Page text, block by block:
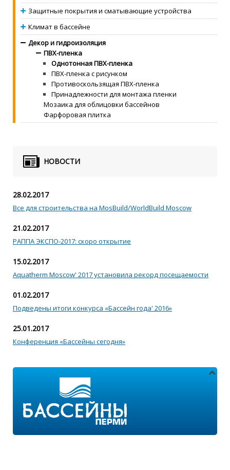
Защитные покрытия и сматывающие устройства
Климат в бассейне
Декор и гидроизоляция
ПВХ-пленка
Однотонная ПВХ-пленка
ПВХ-пленка с рисунком
Противоскользящая ПВХ-пленка
Принадлежности для монтажа пленки
Мозаика для облицовки бассейнов
Фарфоровая плитка
НОВОСТИ
28.02.2017
Все для строительства на MosBuild/WorldBuild Moscow
21.02.2017
РАППА ЭКСПО-2017: скоро открытие
15.02.2017
Aquatherm Moscow' 2017 установила рекорд посещаемости
01.02.2017
Подведены итоги конкурса «Бассейн года' 2016»
25.01.2017
Конференция «Бассейны сегодня»